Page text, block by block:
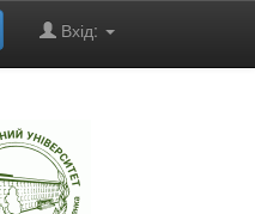
Вхід: